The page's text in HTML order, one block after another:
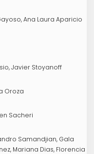
Ana Laura Aparicio
Javier Stoyanoff
Oroza
Sacheri
Samandjian, Gala
Mariana Dias, Florencia